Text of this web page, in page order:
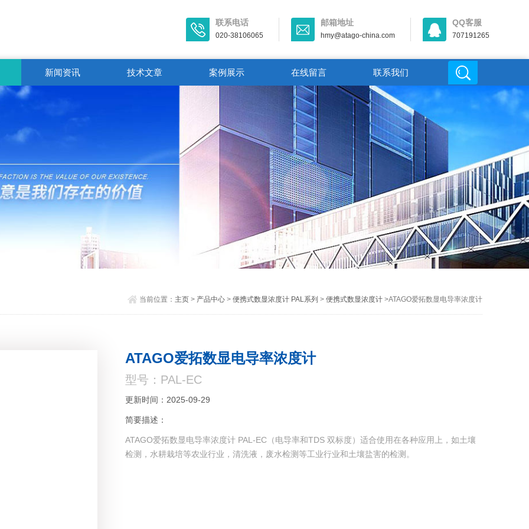
联系电话
020-38106065
邮箱地址
hmy@atago-china.com
QQ客服
707191265
新闻资讯 技术文章 案例展示 在线留言 联系我们
当前位置： 主页> 产品中心> 便携式数显浓度计 PAL系列 > 便携式数显浓度计>ATAGO爱拓数显电导率浓度计
ATAGO爱拓数显电导率浓度计
型号：PAL-EC
更新时间：2025-09-29
简要描述：
ATAGO爱拓数显电导率浓度计 PAL-EC（电导率和TDS 双标度）适合使用在各种应用上，如土壤
检测，水耕栽培等农业行业，清洗液，废水检测等工业行业和土壤盐害的检测。